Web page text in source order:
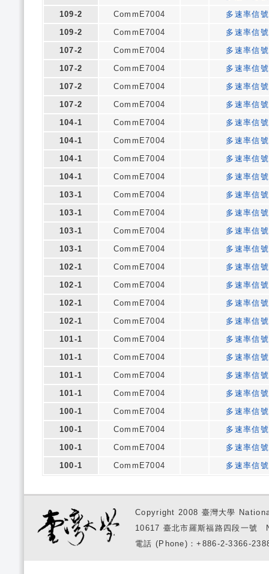
109-2
CommE7004
多速率信
109-2
CommE7004
多速率信
107-2
CommE7004
多速率信
107-2
CommE7004
多速率信
107-2
CommE7004
多速率信
107-2
CommE7004
多速率信
104-1
CommE7004
多速率信
104-1
CommE7004
多速率信
104-1
CommE7004
多速率信
104-1
CommE7004
多速率信
103-1
CommE7004
多速率信
103-1
CommE7004
多速率信
103-1
CommE7004
多速率信
103-1
CommE7004
多速率信
102-1
CommE7004
多速率信
102-1
CommE7004
多速率信
102-1
CommE7004
多速率信
102-1
CommE7004
多速率信
101-1
CommE7004
多速率信
101-1
CommE7004
多速率信
101-1
CommE7004
多速率信
101-1
CommE7004
多速率信
100-1
CommE7004
多速率信
100-1
CommE7004
多速率信
100-1
CommE7004
多速率信
100-1
CommE7004 多速率信
Copyright 2008 臺灣大學
10617 臺北市羅斯福路四段一
電話 (Phone)：+886-2-3366-